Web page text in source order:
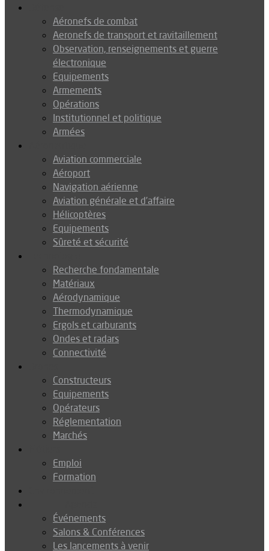
Aéronefs de combat
Aeronefs de transport et ravitaillement
Observation, renseignements et guerre
électronique
Equipements
Armements
Opérations
Institutionnel et politique
Armées
Aviation commerciale
Aéroport
Navigation aérienne
Aviation générale et d’affaire
Hélicoptères
Equipements
Sûreté et sécurité
Recherche fondamentale
Matériaux
Aérodynamique
Thermodynamique
Ergols et carburants
Ondes et radars
Connectivité
Constructeurs
Equipements
Opérateurs
Réglementation
Marchés
Emploi
Formation
Événements
Salons & Conférences
Les lancements à venir